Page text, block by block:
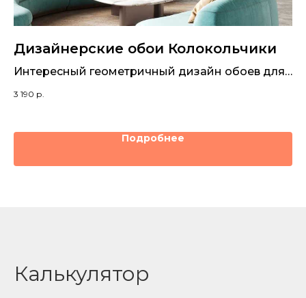
Дизайнерские обои Колокольчики
Интересный геометричный дизайн обоев для
3 190 р.
Подробнее
Калькулятор